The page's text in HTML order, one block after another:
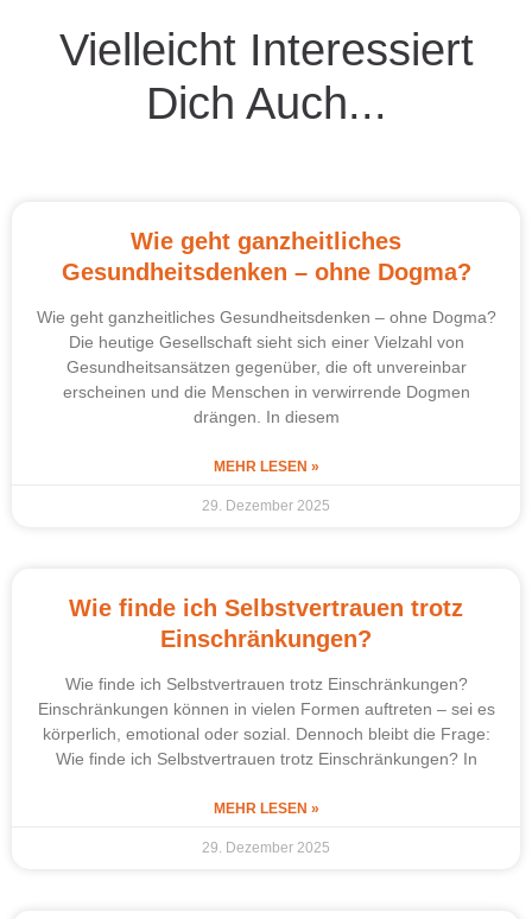
Vielleicht Interessiert
Dich Auch...
Wie geht ganzheitliches
Gesundheitsdenken – ohne Dogma?
Wie geht ganzheitliches Gesundheitsdenken – ohne Dogma?
Die heutige Gesellschaft sieht sich einer Vielzahl von
Gesundheitsansätzen gegenüber, die oft unvereinbar
erscheinen und die Menschen in verwirrende Dogmen
drängen. In diesem
MEHR LESEN »
29. Dezember 2025
Wie finde ich Selbstvertrauen trotz
Einschränkungen?
Wie finde ich Selbstvertrauen trotz Einschränkungen?
Einschränkungen können in vielen Formen auftreten – sei es
körperlich, emotional oder sozial. Dennoch bleibt die Frage:
Wie finde ich Selbstvertrauen trotz Einschränkungen? In
MEHR LESEN »
29. Dezember 2025